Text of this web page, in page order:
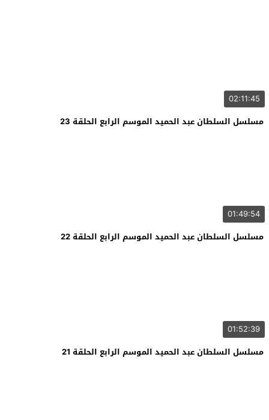
02:11:45
مسلسل السلطان عبد الحميد الموسم الرابع الحلقة 23
01:49:54
مسلسل السلطان عبد الحميد الموسم الرابع الحلقة 22
01:52:39
مسلسل السلطان عبد الحميد الموسم الرابع الحلقة 21